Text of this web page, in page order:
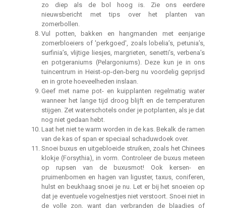
zo diep als de bol hoog is. Zie ons eerdere
nieuwsbericht met tips over het planten van
zomerbollen.
Vul potten, bakken en hangmanden met eenjarige
zomerbloeiers of 'perkgoed', zoals lobelia’s, petunia’s,
surfinia’s, vlijtige liesjes, margrieten, senetti’s, verbena’s
en potgeraniums (Pelargoniums). Deze kun je in ons
tuincentrum in Heist-op-den-berg nu voordelig geprijsd
en in grote hoeveelheden inslaan.
Geef met name pot- en kuipplanten regelmatig water
wanneer het lange tijd droog blijft en de temperaturen
stijgen. Zet waterschotels onder je potplanten, als je dat
nog niet gedaan hebt.
Laat het niet te warm worden in de kas. Bekalk de ramen
van de kas of span er speciaal schaduwdoek over.
Snoei buxus en uitgebloeide struiken, zoals het Chinees
klokje (Forsythia), in vorm. Controleer de buxus meteen
op rupsen van de buxusmot! Ook kersen- en
pruimenbomen en hagen van liguster, taxus, coniferen,
hulst en beukhaag snoei je nu. Let er bij het snoeien op
dat je eventuele vogelnestjes niet verstoort. Snoei niet in
de volle zon, want dan verbranden de blaadjes of